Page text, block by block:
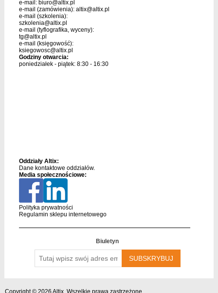
e-mail: biuro@altix.pl
e-mail (zamówienia): altix@altix.pl
e-mail (szkolenia):
szkolenia@altix.pl
e-mail (tyflografika, wyceny):
tg@altix.pl
e-mail (księgowość):
ksiegowosc@altix.pl
Godziny otwarcia:
poniedziałek - piątek: 8:30 - 16:30
Oddziały Altix:
Dane kontaktowe oddziałów.
Media społecznościowe:
Polityka prywatności
Regulamin sklepu internetowego
Biuletyn
wpisz
swój